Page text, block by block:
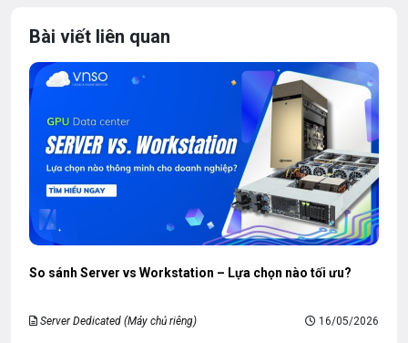
Bài viết liên quan
So sánh Server vs Workstation – Lựa chọn nào tối ưu?
Server Dedicated (Máy chủ riêng) 16/05/2026